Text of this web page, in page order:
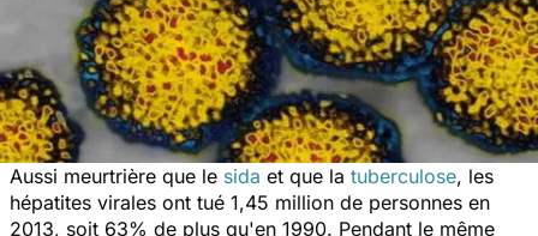
Aussi meurtrière que le sida et que la tuberculose, les
hépatites virales ont tué 1,45 million de personnes en
2013, soit 63% de plus qu'en 1990. Pendant le même